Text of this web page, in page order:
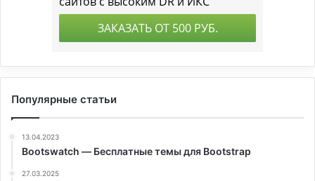
Популярные статьи
13.04.2023
Bootswatch — Бесплатные темы для Bootstrap
27.03.2025